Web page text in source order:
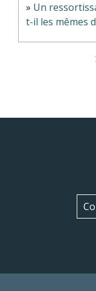
Un
t-il les mêmes